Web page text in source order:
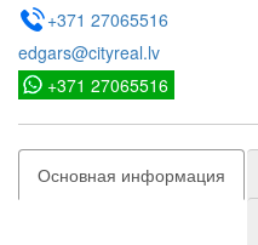
+371 27065516
edgars@cityreal.lv
+371 27065516
Основная информация